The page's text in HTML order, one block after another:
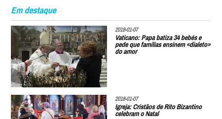
Em destaque
2018-01-07
Vaticano: Papa batiza 34 bebés e
pede que famílias ensinem «dialeto»
do amor
2018-01-07
Igreja: Cristãos de Rito Bizantino
celebram o Natal